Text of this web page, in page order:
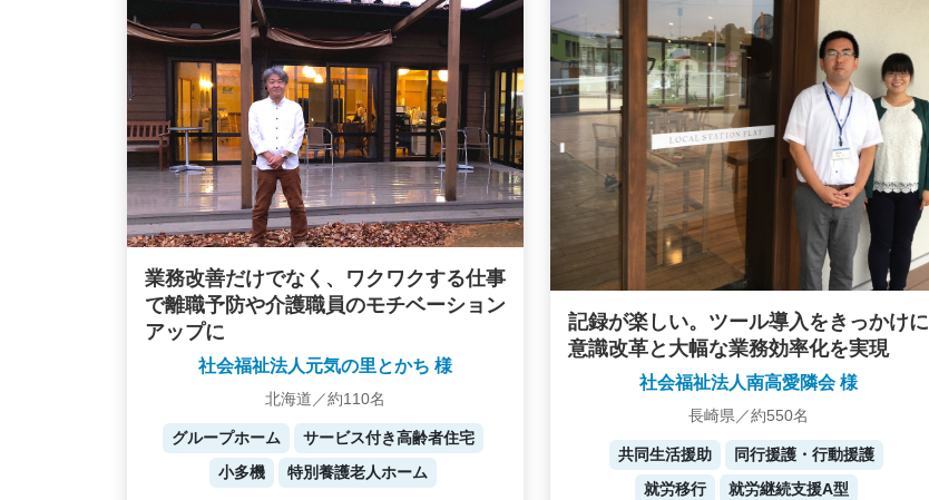
業務改善だけでなく、ワクワクする仕事
で離職予防や介護職員のモチベーション
アップに
社会福祉法人元気の里とかち 様
北海道／約110名
グループホーム
サービス付き高齢者住宅
小多機
特別養護老人ホーム
記録が楽しい。ツール導入をきっかけに
意識改革と大幅な業務効率化を実現
社会福祉法人南高愛隣会 様
長崎県／約550名
共同生活援助
同行援護・行動援護
就労移行
就労継続支援A型